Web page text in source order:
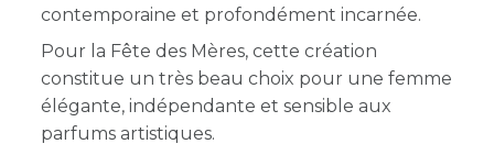
contemporaine et profondément incarnée.
Pour la Fête des Mères, cette création
constitue un très beau choix pour une femme
élégante, indépendante et sensible aux
parfums artistiques.